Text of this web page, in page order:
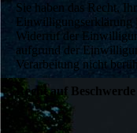
Sie haben das Recht,
Einwilligungserklärung
Widerruf der
aufgrund der
Verarbeitung nicht
Recht auf